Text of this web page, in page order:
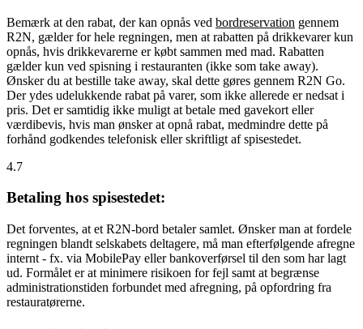
Bemærk at den rabat, der kan opnås ved bordreservation gennem
R2N, gælder for hele regningen, men at rabatten på drikkevarer kun
opnås, hvis drikkevarerne er købt sammen med mad. Rabatten
gælder kun ved spisning i restauranten (ikke som take away).
Ønsker du at bestille take away, skal dette gøres gennem R2N Go.
Der ydes udelukkende rabat på varer, som ikke allerede er nedsat i
pris. Det er samtidig ikke muligt at betale med gavekort eller
værdibevis, hvis man ønsker at opnå rabat, medmindre dette på
forhånd godkendes telefonisk eller skriftligt af spisestedet.
4.7
Betaling hos spisestedet:
Det forventes, at et R2N-bord betaler samlet. Ønsker man at fordele
regningen blandt selskabets deltagere, må man efterfølgende afregne
internt - fx. via MobilePay eller bankoverførsel til den som har lagt
ud. Formålet er at minimere risikoen for fejl samt at begrænse
administrationstiden forbundet med afregning, på opfordring fra
restauratørerne.